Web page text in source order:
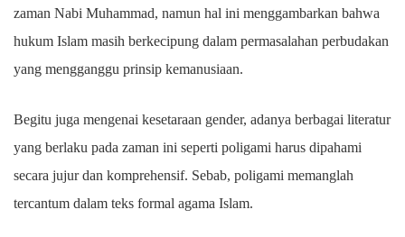
zaman Nabi Muhammad, namun hal ini menggambarkan bahwa
hukum Islam masih berkecipung dalam permasalahan perbudakan
yang mengganggu prinsip kemanusiaan.
Begitu juga mengenai kesetaraan gender, adanya berbagai literatur
yang berlaku pada zaman ini seperti poligami harus dipahami
secara jujur dan komprehensif. Sebab, poligami memanglah
tercantum dalam teks formal agama Islam.